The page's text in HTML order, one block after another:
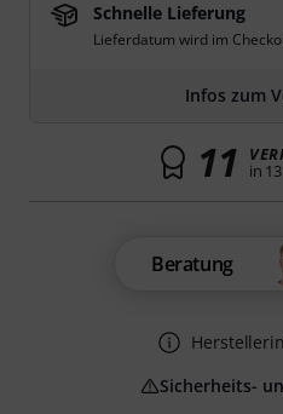
Schnelle Lieferung
Lieferdatum wird im
Infos zum
11 in
Beratung
Sicherheits-